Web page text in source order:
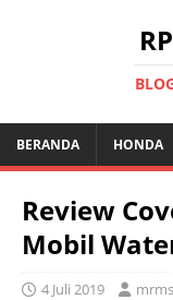
BERANDA HONDA
Review
Mobil
4 Juli 2019